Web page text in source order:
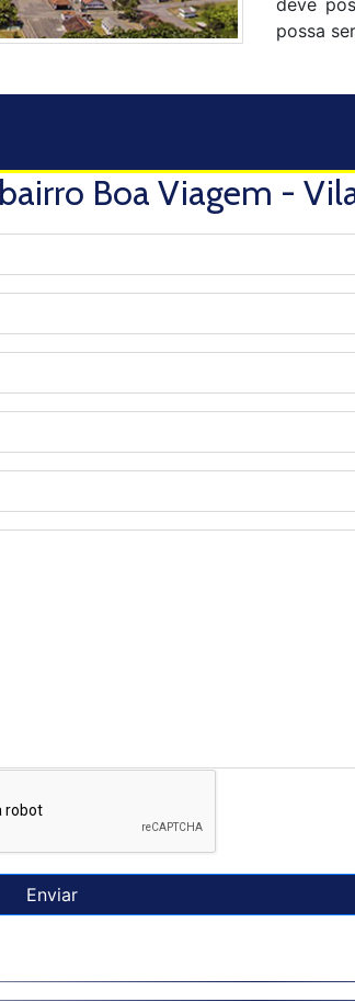
deve
possa
Boa Viagem -